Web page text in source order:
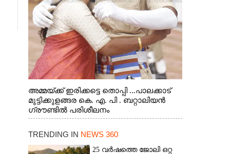
അമ്മയ്ക്ക് ഇരിക്കട്ടെ തൊപ്പി ...പാലക്കാട്
മുട്ടിക്കുളങ്ങര കെ. എ. പി . ബറ്റാലിയൻ
ഗ്രൗണ്ടിൽ പരിശീലനം
TRENDING IN NEWS 360
25 വർഷത്തെ ജോലി ഒറ്റ